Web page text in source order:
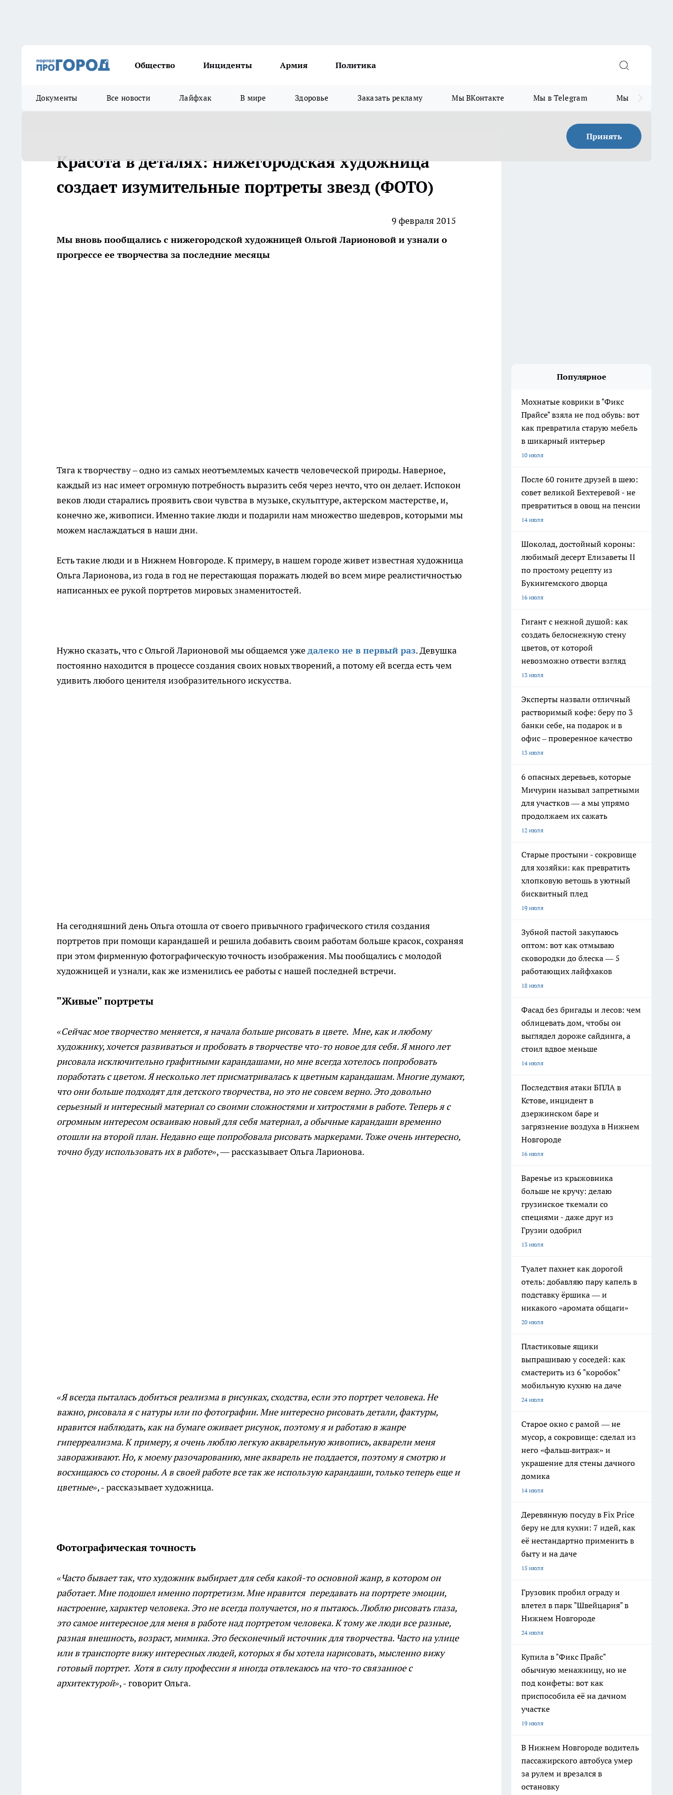
Общество Инциденты Армия Политика
Документы Все новости Лайфхак В мире Здоровье Заказать рекламу Мы ВКонтакте Мы в Telegram Мы в MAX
Принять
Красота в деталях: нижегородская художница
создает изумительные портреты звезд (ФОТО)
9 февраля 2015
Мы вновь пообщались с нижегородской художницей Ольгой Ларионовой и узнали о
прогрессе ее творчества за последние месяцы
Тяга к творчеству – одно из самых неотъемлемых качеств человеческой природы. Наверное,
каждый из нас имеет огромную потребность выразить себя через нечто, что он делает. Испокон
веков люди старались проявить свои чувства в музыке, скульптуре, актерском мастерстве, и,
конечно же, живописи. Именно такие люди и подарили нам множество шедевров, которыми мы
можем наслаждаться в наши дни.
Есть такие люди и в Нижнем Новгороде. К примеру, в нашем городе живет известная художница
Ольга Ларионова, из года в год не перестающая поражать людей во всем мире реалистичностью
написанных ее рукой портретов мировых знаменитостей.
Нужно сказать, что с Ольгой Ларионовой мы общаемся ужедалеко не в первый раз. Девушка
постоянно находится в процессе создания своих новых творений, а потому ей всегда есть чем
удивить любого ценителя изобразительного искусства.
На сегодняшний день Ольга отошла от своего привычного графического стиля создания
портретов при помощи карандашей и решила добавить своим работам больше красок, сохраняя
при этом фирменную фотографическую точность изображения. Мы пообщались с молодой
художницей и узнали, как же изменились ее работы с нашей последней встречи.
"Живые" портреты
«Сейчас мое творчество меняется, я начала больше рисовать в цвете. Мне, как и любому
художнику, хочется развиваться и пробовать в творчестве что-то новое для себя. Я много лет
рисовала исключительно графитными карандашами, но мне всегда хотелось попробовать
поработать с цветом. Я несколько лет присматривалась к цветным карандашам. Многие думают,
что они больше подходят для детского творчества, но это не совсем верно. Это довольно
серьезный и интересный материал со своими сложностями и хитростями в работе. Теперь я с
огромным интересом осваиваю новый для себя материал, а обычные карандаши временно
отошли на второй план. Недавно еще попробовала рисовать маркерами. Тоже очень интересно,
точно буду использовать их в работе», — рассказывает Ольга Ларионова.
«Я всегда пыталась добиться реализма в рисунках, сходства, если это портрет человека. Не
важно, рисовала я с натуры или по фотографии. Мне интересно рисовать детали, фактуры,
нравится наблюдать, как на бумаге оживает рисунок, поэтому я и работаю в жанре
гиперреализма. К примеру, я очень люблю легкую акварельную живопись, акварели меня
завораживают. Но, к моему разочарованию, мне акварель не поддается, поэтому я смотрю и
восхищаюсь со стороны. А в своей работе все так же использую карандаши, только теперь еще и
цветные», - рассказывает художница.
Фотографическая точность
«Часто бывает так, что художник выбирает для себя какой-то основной жанр, в котором он
работает. Мне подошел именно портретизм. Мне нравится передавать на портрете эмоции,
настроение, характер человека. Это не всегда получается, но я пытаюсь. Люблю рисовать глаза,
это самое интересное для меня в работе над портретом человека. К тому же люди все разные,
разная внешность, возраст, мимика. Это бесконечный источник для творчества. Часто на улице
или в транспорте вижу интересных людей, которых я бы хотела нарисовать, мысленно вижу
готовый портрет. Хотя в силу профессии я иногда отвлекаюсь на что-то связанное с
архитектурой», - говорит Ольга.
Популярное
Мохнатые коврики в "Фикс
Прайсе" взяла не под обувь: вот
как превратила старую мебель
в шикарный интерьер
10 июля
После 60 гоните друзей в шею:
совет великой Бехтеревой - не
превратиться в овощ на пенсии
14 июля
Шоколад, достойный короны:
любимый десерт Елизаветы II
по простому рецепту из
Букингемского дворца
16 июля
Гигант с нежной душой: как
создать белоснежную стену
цветов, от которой
невозможно отвести взгляд
13 июля
Эксперты назвали отличный
растворимый кофе: беру по 3
банки себе, на подарок и в
офис – проверенное качество
13 июля
6 опасных деревьев, которые
Мичурин называл запретными
для участков — а мы упрямо
продолжаем их сажать
12 июля
Старые простыни - сокровище
для хозяйки: как превратить
хлопковую ветошь в уютный
бисквитный плед
19 июля
Зубной пастой закупаюсь
оптом: вот как отмываю
сковородки до блеска — 5
работающих лайфхаков
18 июля
Фасад без бригады и лесов: чем
облицевать дом, чтобы он
выглядел дороже сайдинга, а
стоил вдвое меньше
14 июля
Последствия атаки БПЛА в
Кстове, инцидент в
дзержинском баре и
загрязнение воздуха в Нижнем
Новгороде
16 июля
Варенье из крыжовника
больше не кручу: делаю
грузинское ткемали со
специями - даже друг из
Грузии одобрил
13 июля
Туалет пахнет как дорогой
отель: добавляю пару капель в
подставку ёршика — и
никакого «аромата общаги»
20 июля
Пластиковые ящики
выпрашиваю у соседей: как
смастерить из 6 "коробок"
мобильную кухню на даче
24 июля
Старое окно с рамой — не
мусор, а сокровище: сделал из
него «фальш‑витраж» и
украшение для стены дачного
домика
14 июля
Деревянную посуду в Fix Price
беру не для кухни: 7 идей, как
её нестандартно применить в
быту и на даче
15 июля
Грузовик пробил ограду и
влетел в парк "Швейцария" в
Нижнем Новгороде
24 июля
Купила в "Фикс Прайс"
обычную менажницу, но не
под конфеты: вот как
приспособила её на дачном
участке
19 июля
В Нижнем Новгороде водитель
пассажирского автобуса умер
за рулем и врезался в
остановку